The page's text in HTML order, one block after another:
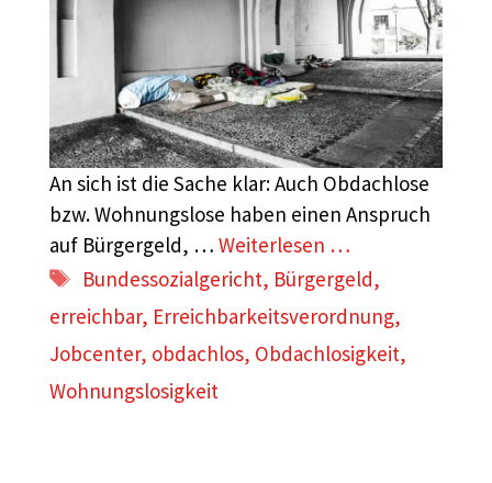
An sich ist die Sache klar: Auch Obdachlose
bzw. Wohnungslose haben einen Anspruch
auf Bürgergeld, … Weiterlesen …
Schlagwörter
Bundessozialgericht, Bürgergeld,
erreichbar, Erreichbarkeitsverordnung,
Jobcenter, obdachlos, Obdachlosigkeit,
Wohnungslosigkeit